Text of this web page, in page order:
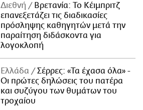
Διεθνή
Βρετανία: Το Κέιμπριτζ
επανεξετάζει τις διαδικασίες
πρόσληψης καθηγητών μετά την
παραίτηση διδάσκοντα για
λογοκλοπή
Ελλάδα
Σέρρες: «Τα έχασα όλα» -
Οι πρώτες δηλώσεις του πατέρα
και συζύγου των θυμάτων του
τροχαίου